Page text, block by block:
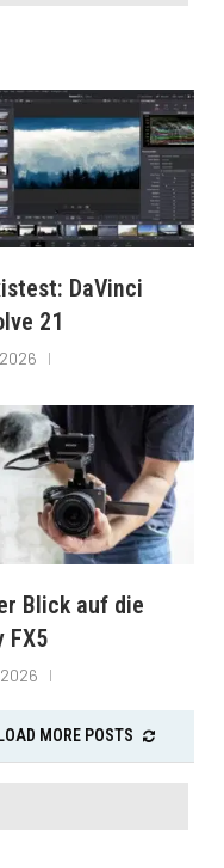
DaVinci
21
Blick auf die
FX5
LOAD MORE POSTS